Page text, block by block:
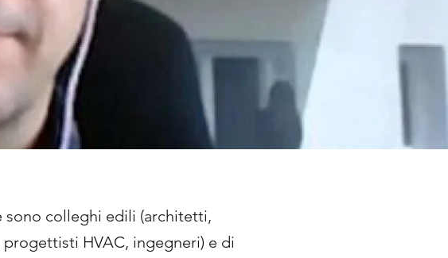
sono colleghi edili (architetti,
HVAC, ingegneri) e di